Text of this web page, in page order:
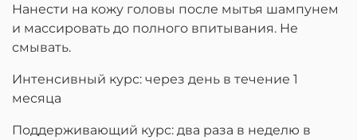
Нанести на кожу головы после мытья шампунем
и массировать до полного впитывания. Не
смывать.
Интенсивный курс: через день в течение 1
месяца
Поддерживающий курс: два раза в неделю в